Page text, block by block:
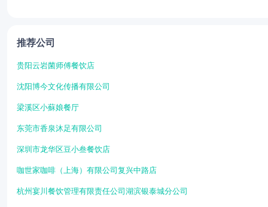
推荐公司
贵阳云岩菌师傅餐饮店
沈阳博今文化传播有限公司
梁溪区小蘇娘餐厅
东莞市香泉沐足有限公司
深圳市龙华区豆小叁餐饮店
咖世家咖啡（上海）有限公司复兴中路店
杭州宴川餐饮管理有限责任公司湖滨银泰城分公司